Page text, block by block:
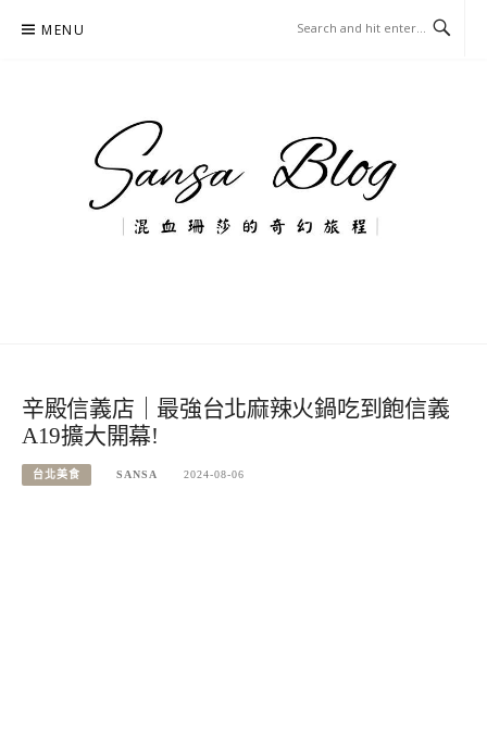
MENU
辛殿信義店｜最強台北麻辣火鍋吃到飽信義
A19擴大開幕!
台北美食 SANSA 2024-08-06